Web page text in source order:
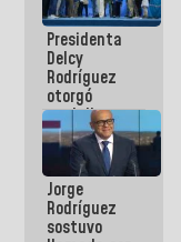
escombros
en La Guaira
Presidenta
Delcy
Rodríguez
otorgó
medalla
"Héroe de
Venezuela"
a servidores
públicos
Jorge
Rodríguez
sostuvo